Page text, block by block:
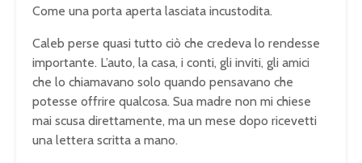
Come una porta aperta lasciata incustodita.
Caleb perse quasi tutto ciò che credeva lo rendesse
importante. L’auto, la casa, i conti, gli inviti, gli amici
che lo chiamavano solo quando pensavano che
potesse offrire qualcosa. Sua madre non mi chiese
mai scusa direttamente, ma un mese dopo ricevetti
una lettera scritta a mano.